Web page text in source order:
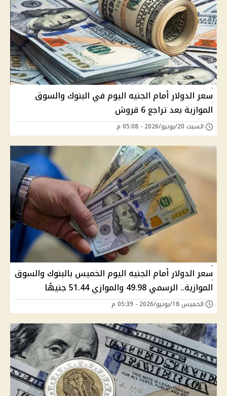
سعر الدولار أمام الجنيه اليوم في البنوك والسوق
الموازية بعد تراجع 6 قروش
السبت 20/يونيو/2026 - 05:08 م
سعر الدولار أمام الجنيه اليوم الخميس بالبنوك والسوق
الموازية.. الرسمي 49.98 والموازي 51.44 جنيهًا
الخميس 18/يونيو/2026 - 05:39 م